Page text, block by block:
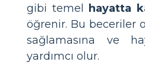
gibi temel
hayatta
öğrenir. Bu beceriler
sağlamasına ve
yardımcı olur.